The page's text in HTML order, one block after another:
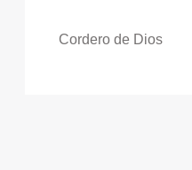
Cordero de Dios